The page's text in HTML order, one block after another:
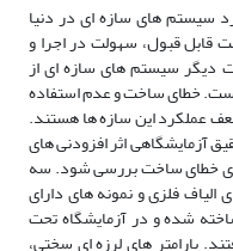
سیستم های سازه ای در دنیا
قابل قبول، سهولت در اجرا و
دیگر سیستم های سازه ای از
خطای ساخت و عدم استفاده
عملکرد این سازه ها هستند.
آزمایشگاهی اثر افزودنی های
خطای ساخت بررسی شود. سه
فلزی و نمونه های دارای
شده و در آزمایشگاه تحت
پارامتر های لرزه ای سختی،